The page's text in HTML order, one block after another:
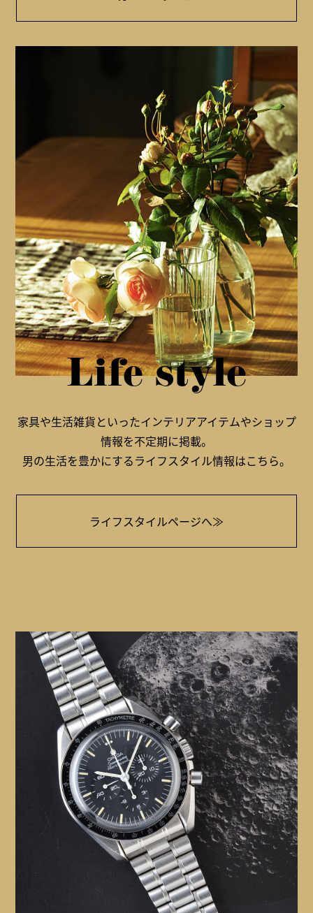
Life style
家具や生活雑貨といったインテリアアイテムやショップ
情報を不定期に掲載。
男の生活を豊かにするライフスタイル情報はこちら。
ライフスタイルページへ≫